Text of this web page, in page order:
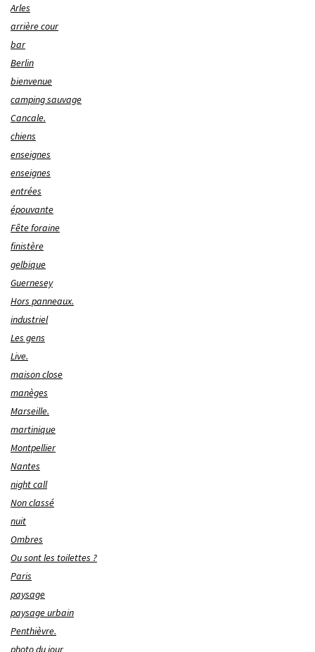
Arles
arrière cour
bar
Berlin
bienvenue
camping sauvage
Cancale.
chiens
enseignes
enseignes
entrées
épouvante
Fête foraine
finistère
gelbique
Guernesey
Hors panneaux.
industriel
Les gens
Live.
maison close
manèges
Marseille.
martinique
Montpellier
Nantes
night call
Non classé
nuit
Ombres
Ou sont les toilettes ?
Paris
paysage
paysage urbain
Penthièvre.
photo du jour